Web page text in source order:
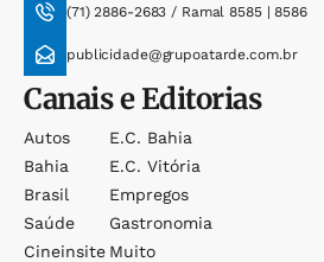
(71) 2886-2683 / Ramal 8585 | 8586
publicidade@grupoatarde.com.br
Canais e Editorias
Autos
Bahia
Brasil
Saúde
Cineinsite
E.c. Bahia
E.c. Vitória
Empregos
Gastronomia
Muito